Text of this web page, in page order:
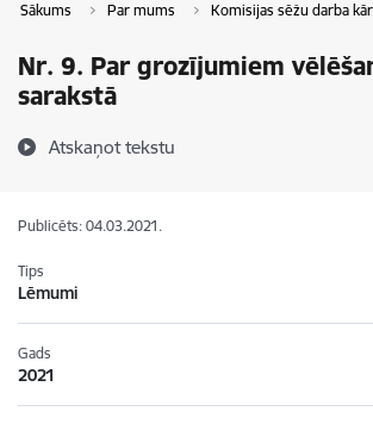
Sākums Par mums Komisijas sēžu darba
Nr. 9. Par grozījumiem
sarakstā
Atskaņot tekstu
Publicēts: 04.03.2021.
Tips
Lēmumi
Gads
2021